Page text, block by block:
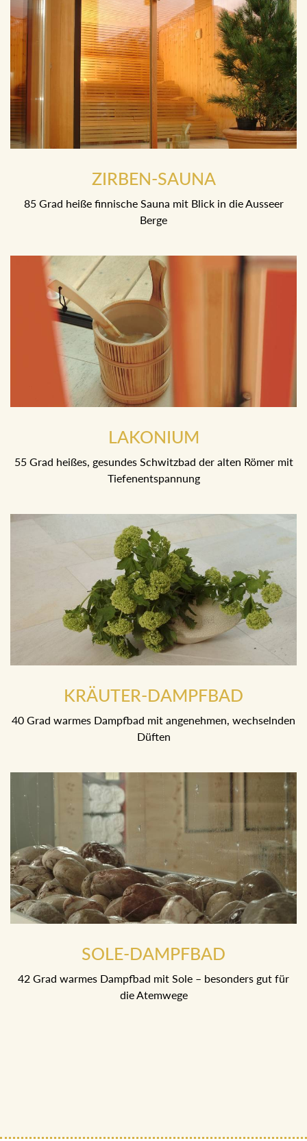
ZIRBEN-SAUNA
85 Grad heiße finnische Sauna mit Blick in die Ausseer
LAKONIUM
55 Grad heißes, gesundes Schwitzbad der alten Römer mit
KRÄUTER-DAMPFBAD
40 Grad warmes Dampfbad mit angenehmen,
SOLE-DAMPFBAD
42 Grad warmes Dampfbad mit Sole – besonders gut für